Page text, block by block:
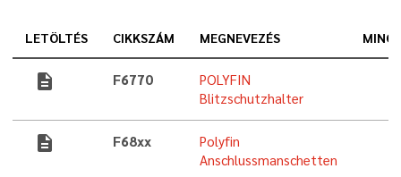
LETÖLTÉS CIKKSZÁM MEGNEVEZÉS
description F6770
POLYFIN
Blitzschutzhalter
description F68xx
Polyfin
Anschlussmanschetten